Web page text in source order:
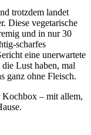
trotzdem landet
Diese vegetarische
und in nur 30
scharfes
eine unerwartete
Lust haben, mal
ganz ohne Fleisch.
Kochbox – mit allem,